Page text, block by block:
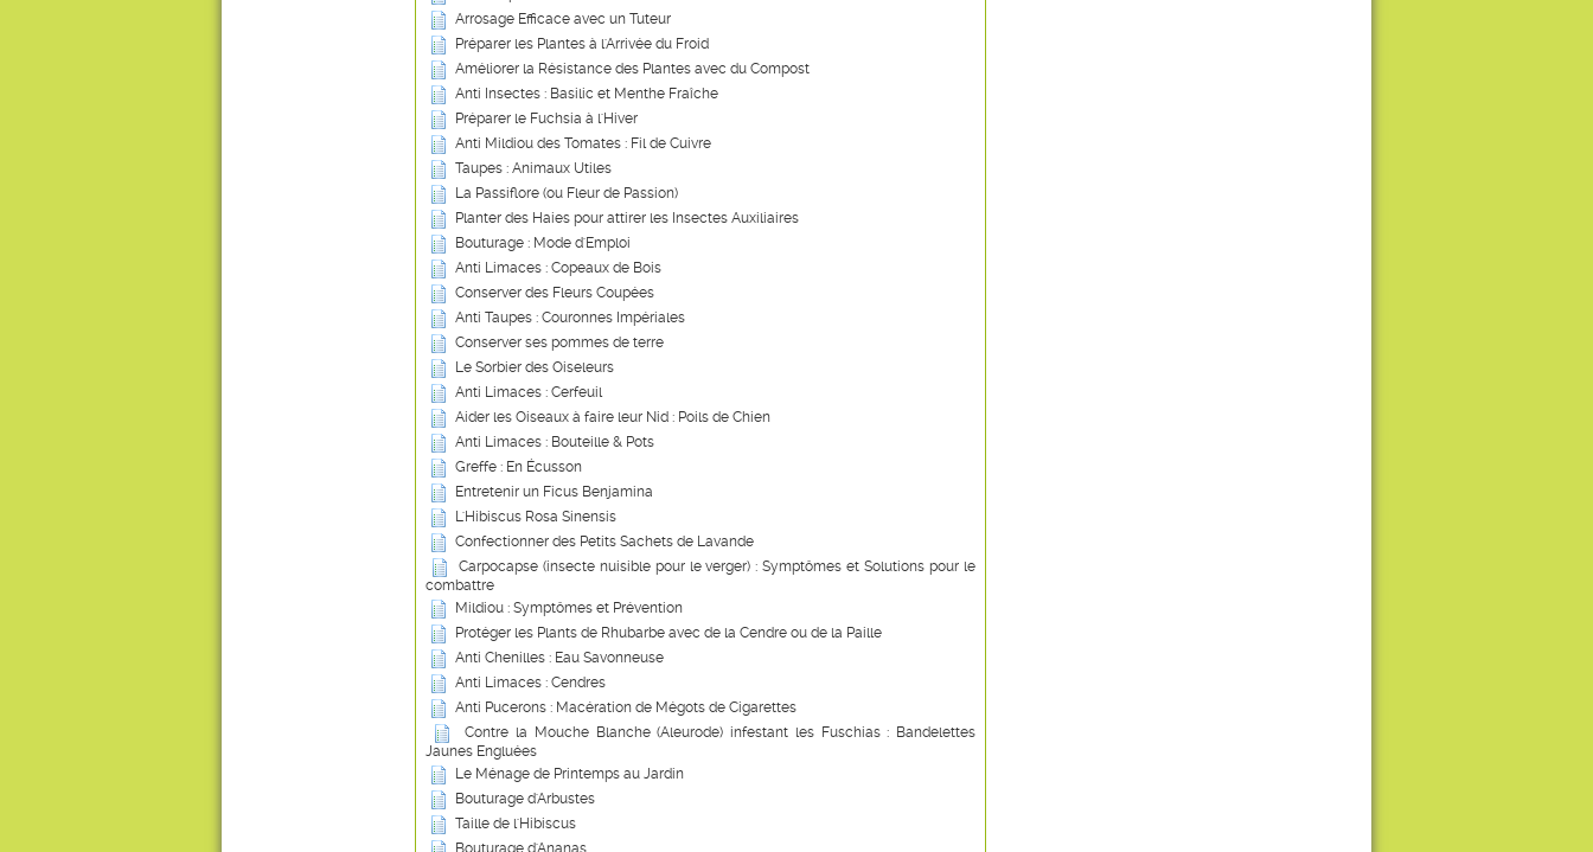
Arrosage Efficace avec un Tuteur
Préparer les Plantes à l'Arrivée du Froid
Améliorer la Résistance des Plantes avec du Compost
Anti Insectes : Basilic et Menthe Fraîche
Préparer le Fuchsia à l'Hiver
Anti Mildiou des Tomates : Fil de Cuivre
Taupes : Animaux Utiles
La Passiflore (ou Fleur de Passion)
Planter des Haies pour attirer les Insectes Auxiliaires
Bouturage : Mode d'Emploi
Anti Limaces : Copeaux de Bois
Conserver des Fleurs Coupées
Anti Taupes : Couronnes Impériales
Conserver ses pommes de terre
Le Sorbier des Oiseleurs
Anti Limaces : Cerfeuil
Aider les Oiseaux à faire leur Nid : Poils de Chien
Anti Limaces : Bouteille & Pots
Greffe : En Écusson
Entretenir un Ficus Benjamina
L'Hibiscus Rosa Sinensis
Confectionner des Petits Sachets de Lavande
Carpocapse (insecte nuisible pour le verger) : Symptômes et Solutions pour le
combattre
Mildiou : Symptômes et Prévention
Protéger les Plants de Rhubarbe avec de la Cendre ou de la Paille
Anti Chenilles : Eau Savonneuse
Anti Limaces : Cendres
Anti Pucerons : Macération de Mégots de Cigarettes
Contre la Mouche Blanche (Aleurode) infestant les Fuschias : Bandelettes
Jaunes Engluées
Le Ménage de Printemps au Jardin
Bouturage d'Arbustes
Taille de l'Hibiscus
Bouturage d'Ananas